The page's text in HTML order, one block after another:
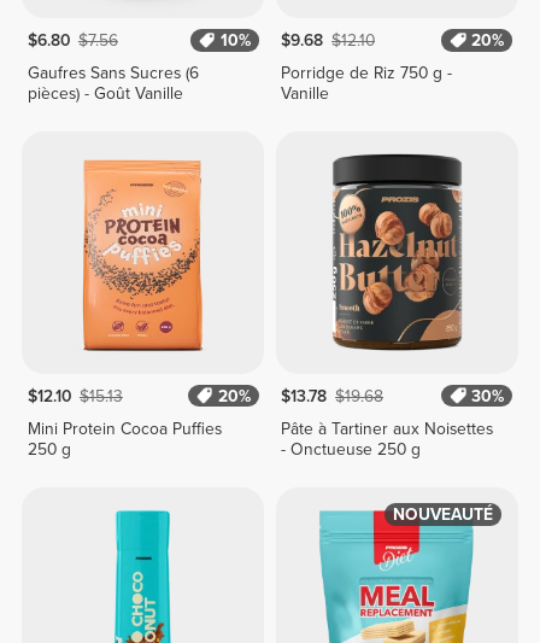
$6.80 $7.56
10%
Gaufres Sans Sucres (6
pièces) - Goût Vanille
$9.68 $12.10
20%
Porridge de Riz 750 g -
Vanille
$12.10 $15.13
20%
Mini Protein Cocoa Puffies
250 g
$13.78 $19.68
30%
Pâte à Tartiner aux Noisettes
- Onctueuse 250 g
NOUVEAUTÉ